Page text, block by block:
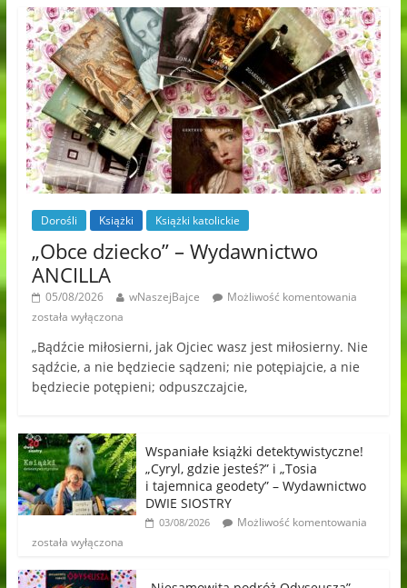
Dorośli Książki Książki katolickie
„Obce dziecko” – Wydawnictwo
ANCILLA
05/08/2026 wNaszejBajce
Możliwość komentowania
została wyłączona
„Bądźcie miłosierni, jak Ojciec wasz jest miłosierny. Nie
sądźcie, a nie będziecie sądzeni; nie potępiajcie, a nie
będziecie potępieni; odpuszczajcie,
Wspaniałe książki detektywistyczne!
„Cyryl, gdzie jesteś?” i „Tosia
i tajemnica geodety” – Wydawnictwo
DWIE SIOSTRY
03/08/2026
Możliwość komentowania
została wyłączona